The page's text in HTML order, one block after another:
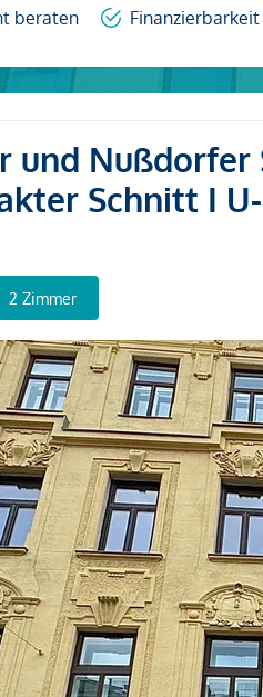
beraten
und
Schnitt I
2 Zimmer